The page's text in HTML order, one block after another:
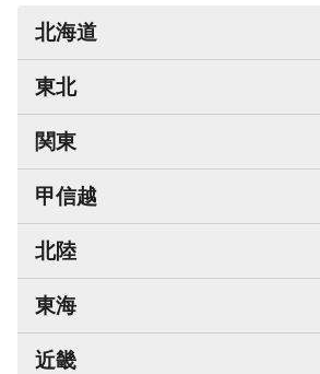
北海道
東北
関東
甲信越
北陸
東海
近畿